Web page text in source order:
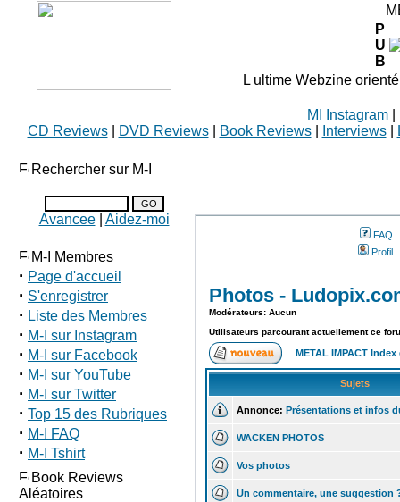
P
U
B
L ultime Webzine
MI Instagram
CD Reviews| DVD Reviews| Book Reviews| Interviews|
Rechercher sur M-I
Avancee| Aidez-moi
M-I Membres
· Page d'accueil
· S'enregistrer
· Liste des Membres
· M-I sur Instagram
· M-I sur Facebook
· M-I sur YouTube
· M-I sur Twitter
· Top 15 des Rubriques
· M-I FAQ
· M-I Tshirt
Book Reviews
Aléatoires
FAQ
Profil
Photos -
Modérateurs: Aucun
Utilisateurs parcourant actuellement ce
METAL IMPACT
Sujets
Annonce: Présentations et infos
WACKEN PHOTOS
Vos photos
Un commentaire, une suggestion